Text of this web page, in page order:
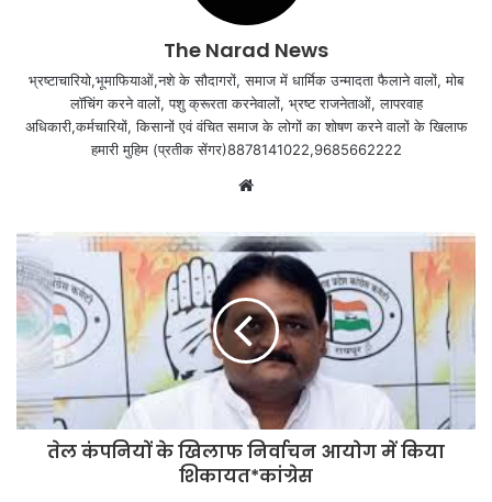
The Narad News
भ्रष्टाचारियो,भूमाफियाओं,नशे के सौदागरों, समाज में धार्मिक उन्मादता फैलाने वालों, मोब
लॉचिंग करने वालों, पशु क्रूरता करनेवालों, भ्रष्ट राजनेताओं, लापरवाह
अधिकारी,कर्मचारियों, किसानों एवं वंचित समाज के लोगों का शोषण करने वालों के खिलाफ
हमारी मुहिम (प्रतीक सेंगर)8878141022,9685662222
Website
तेल कंपनियों के खिलाफ निर्वाचन आयोग में किया
शिकायत*कांग्रेस